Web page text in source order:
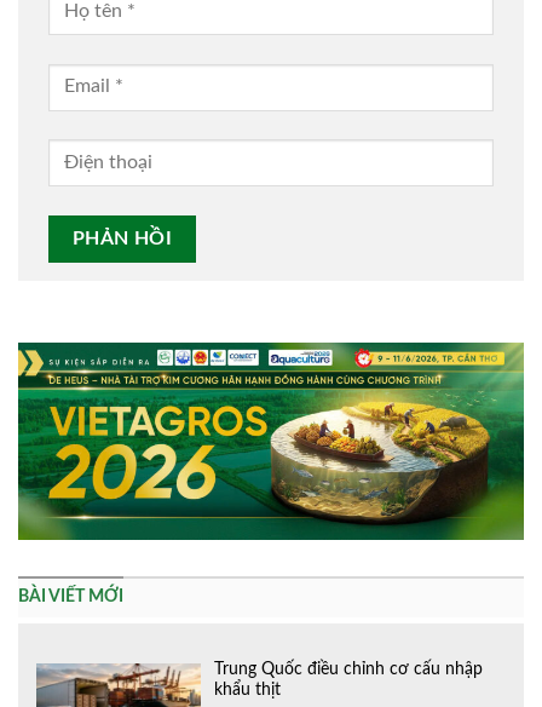
BÀI VIẾT MỚI
Trung Quốc điều chỉnh cơ cấu nhập
khẩu thịt